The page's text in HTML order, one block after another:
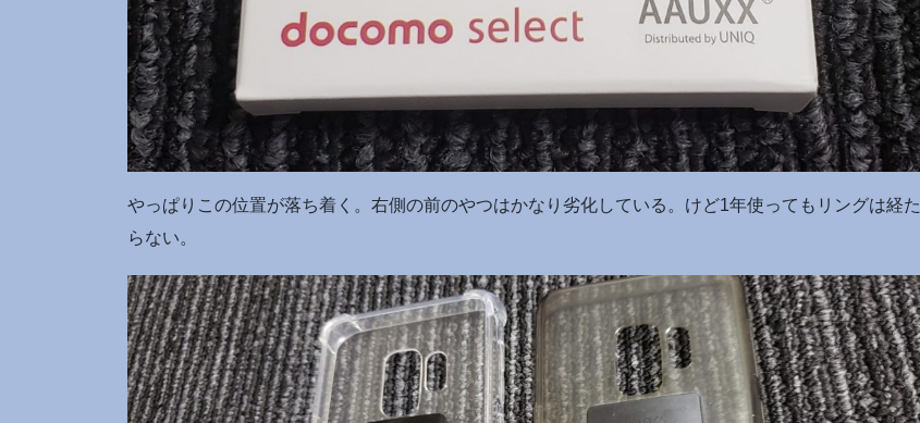
やっぱりこの位置が落ち着く。右側の前のやつはかなり劣化している。けど1年使ってもリングは経た
らない。